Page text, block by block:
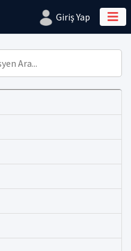
Giriş Yap